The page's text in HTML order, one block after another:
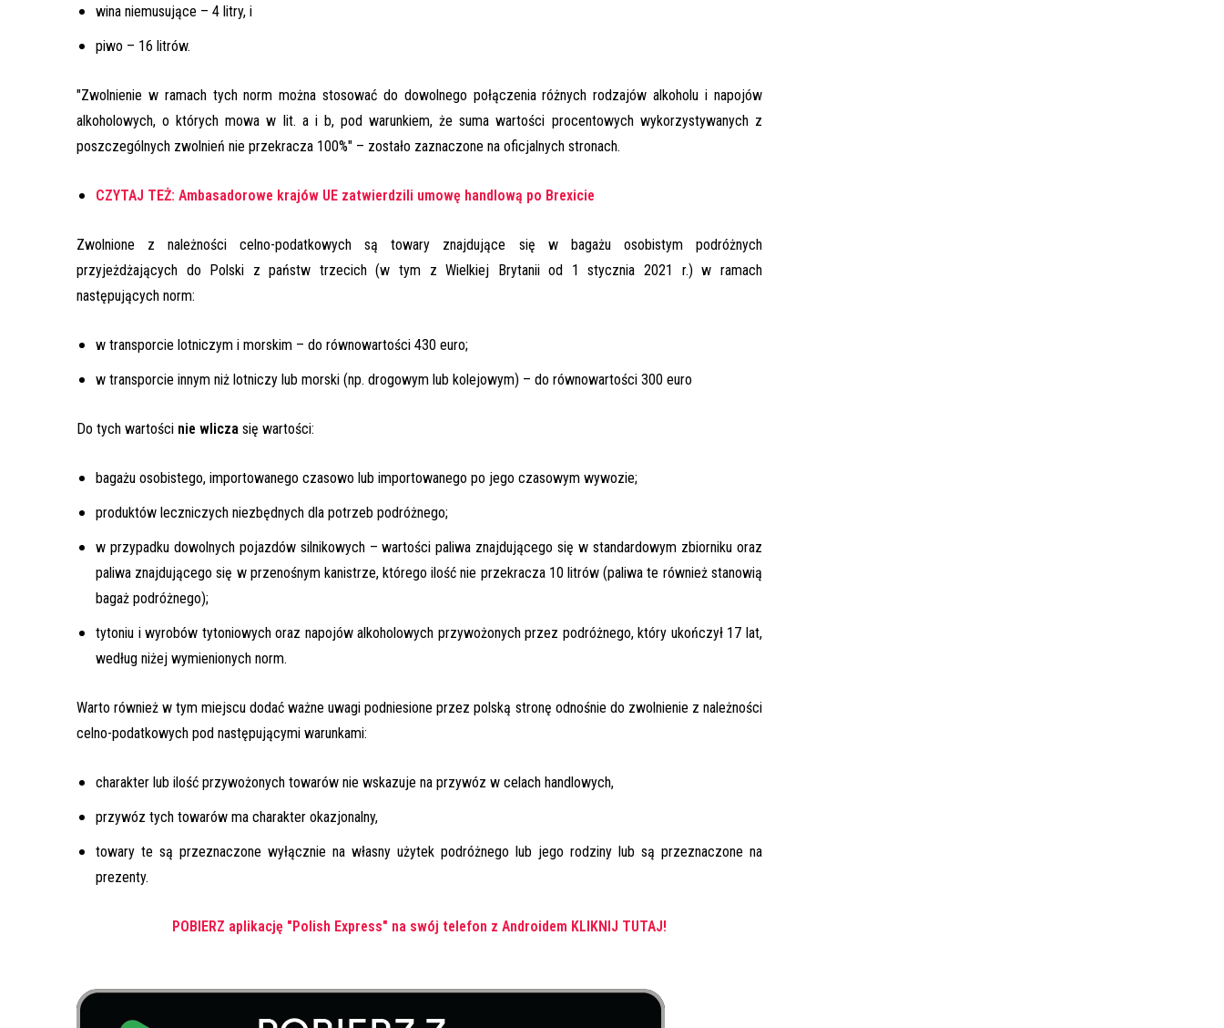
wina niemusujące – 4 litry, i
piwo – 16 litrów.
"Zwolnienie w ramach tych norm można stosować do dowolnego połączenia różnych rodzajów alkoholu i napojów
alkoholowych, o których mowa w lit. a i b, pod warunkiem, że suma wartości procentowych wykorzystywanych z
poszczególnych zwolnień nie przekracza 100%" – zostało zaznaczone na oficjalnych stronach.
CZYTAJ TEŻ: Ambasadorowe krajów UE zatwierdzili umowę handlową po Brexicie
Zwolnione z należności celno-podatkowych są towary znajdujące się w bagażu osobistym podróżnych
przyjeżdżających do Polski z państw trzecich (w tym z Wielkiej Brytanii od 1 stycznia 2021 r.) w ramach
następujących norm:
w transporcie lotniczym i morskim – do równowartości 430 euro;
w transporcie innym niż lotniczy lub morski (np. drogowym lub kolejowym) – do równowartości 300 euro
Do tych wartości nie wlicza się wartości:
bagażu osobistego, importowanego czasowo lub importowanego po jego czasowym wywozie;
produktów leczniczych niezbędnych dla potrzeb podróżnego;
w przypadku dowolnych pojazdów silnikowych – wartości paliwa znajdującego się w standardowym zbiorniku oraz
paliwa znajdującego się w przenośnym kanistrze, którego ilość nie przekracza 10 litrów (paliwa te również stanowią
bagaż podróżnego);
tytoniu i wyrobów tytoniowych oraz napojów alkoholowych przywożonych przez podróżnego, który ukończył 17 lat,
według niżej wymienionych norm.
Warto również w tym miejscu dodać ważne uwagi podniesione przez polską stronę odnośnie do zwolnienie z należności
celno-podatkowych pod następującymi warunkami:
charakter lub ilość przywożonych towarów nie wskazuje na przywóz w celach handlowych,
przywóz tych towarów ma charakter okazjonalny,
towary te są przeznaczone wyłącznie na własny użytek podróżnego lub jego rodziny lub są przeznaczone na
prezenty.
POBIERZ aplikację "Polish Express" na swój telefon z Androidem KLIKNIJ TUTAJ!